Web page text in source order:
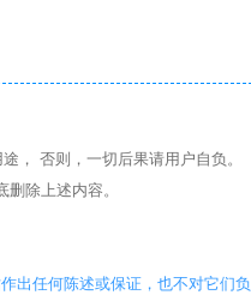
， 否则，一切后果请用户自负。
除上述内容。
出任何陈述或保证，也不对它们负